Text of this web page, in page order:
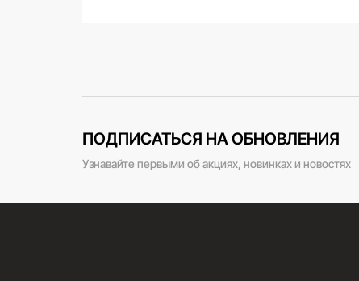
ПОДПИСАТЬСЯ НА ОБНОВЛЕНИЯ
Узнавайте первыми об акциях, новинках и новостях